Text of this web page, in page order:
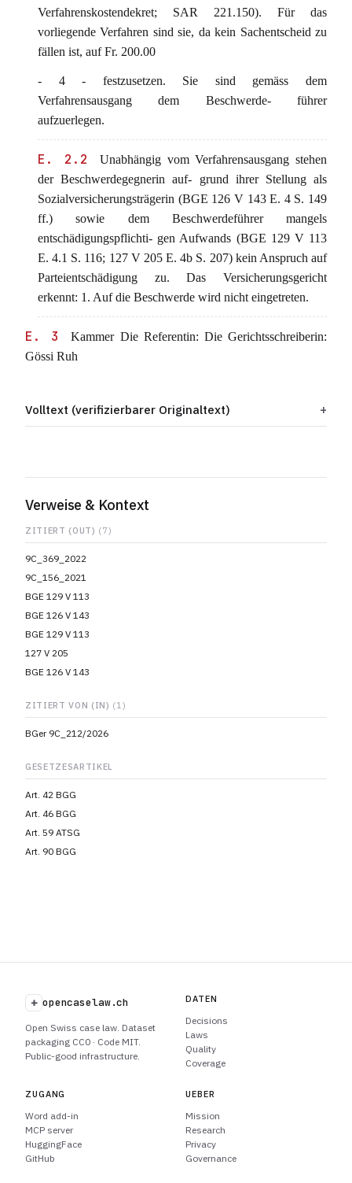
Verfahrenskostendekret; SAR 221.150). Für das
vorliegende Verfahren sind sie, da kein Sachentscheid zu
fällen ist, auf Fr. 200.00
- 4 - festzusetzen. Sie sind gemäss dem
Verfahrensausgang dem Beschwerde- führer
aufzuerlegen.
E. 2.2
Unabhängig vom Verfahrensausgang stehen
der Beschwerdegegnerin auf- grund ihrer Stellung als
Sozialversicherungsträgerin (BGE 126 V 143 E. 4 S. 149
ff.) sowie dem Beschwerdeführer mangels
entschädigungspflichti- gen Aufwands (BGE 129 V 113
E. 4.1 S. 116; 127 V 205 E. 4b S. 207) kein Anspruch auf
Parteientschädigung zu. Das Versicherungsgericht
erkennt: 1. Auf die Beschwerde wird nicht eingetreten.
E. 3
Kammer Die Referentin: Die Gerichtsschreiberin:
Gössi Ruh
Volltext (verifizierbarer Originaltext)
Verweise & Kontext
ZITIERT (OUT) (7)
9C_369_2022
9C_156_2021
BGE 129 V 113
BGE 126 V 143
BGE 129 V 113
127 V 205
BGE 126 V 143
ZITIERT VON (IN) (1)
BGer 9C_212/2026
GESETZESARTIKEL
Art. 42 BGG
Art. 46 BGG
Art. 59 ATSG
Art. 90 BGG
+ opencaselaw.ch
Open Swiss case law. Dataset
packaging CC0 · Code MIT.
Public-good infrastructure.
DATEN
Decisions
Laws
Quality
Coverage
ZUGANG
Word add-in
MCP server
HuggingFace
GitHub
UEBER
Mission
Research
Privacy
Governance